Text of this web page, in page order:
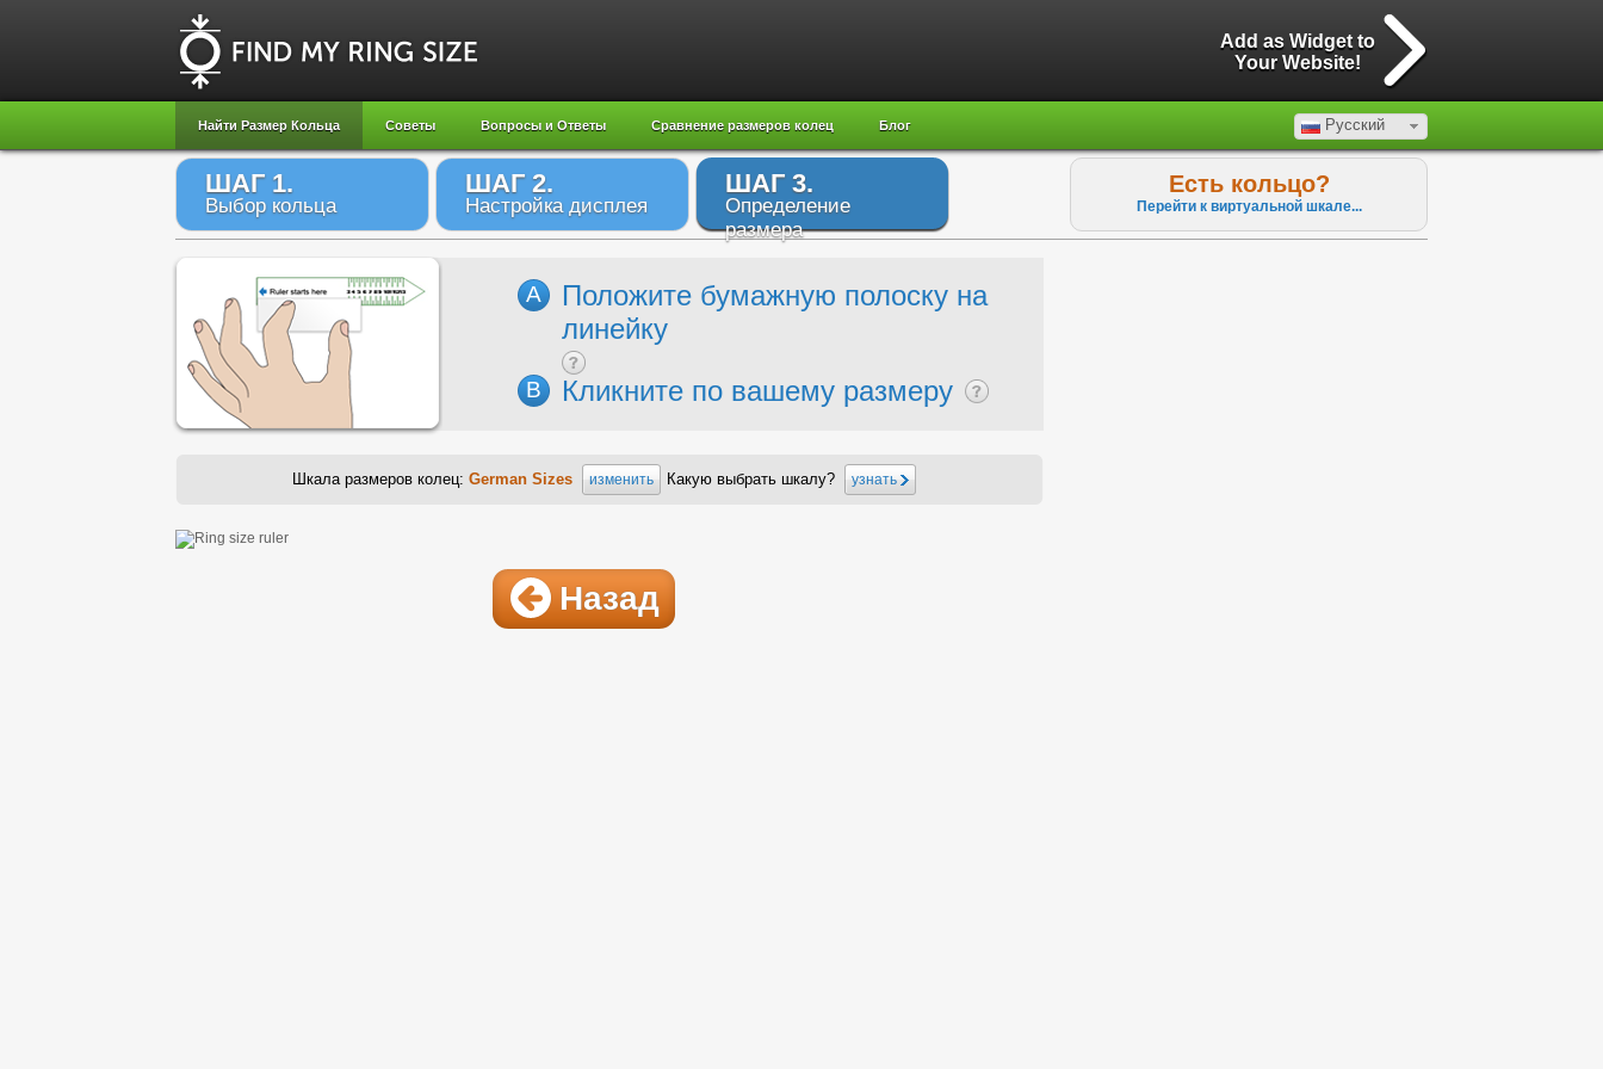
Add as Widget to
Your Website!
Найти Размер Кольца Советы Вопросы и Ответы Сравнение размеров колец Блог Русский
ШАГ 1.
Выбор кольца
ШАГ 2.
Настройка дисплея
ШАГ 3.
Определение
размера
Есть кольцо?
Перейти к виртуальной шкале...
A
Положите бумажную полоску на
линейку
B Кликните по вашему размеру
Шкала размеров колец: German Sizes изменить Какую выбрать шкалу? узнать
Назад